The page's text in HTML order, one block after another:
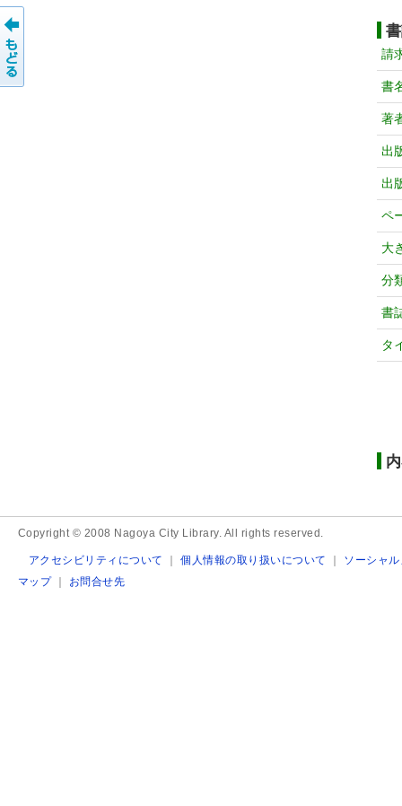
請
書
著
出
出
ペ
大
分
書
タ
Copyright © 2008 Nagoya City Library. All rights reserved.
アクセシビリティについて ｜個人情報の取り扱いについて ｜ ソーシャ
マップ｜ お問合せ先